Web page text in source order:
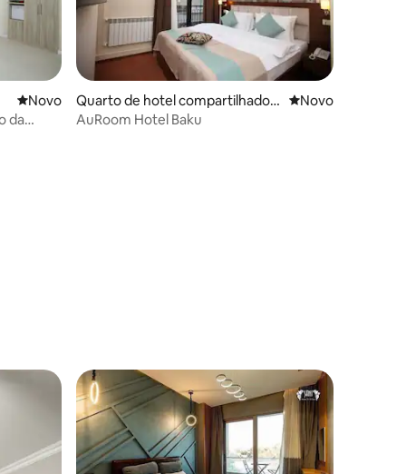
Novo lugar para ficar
Novo
da
Quarto de hotel compartilhado ⋅
Baku
Novo lugar para
Novo
AuRoom Hotel Baku